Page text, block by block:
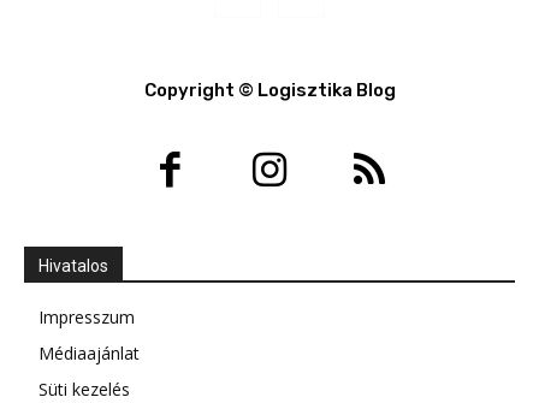
Copyright © Logisztika Blog
Hivatalos
Impresszum
Médiaajánlat
Süti kezelés